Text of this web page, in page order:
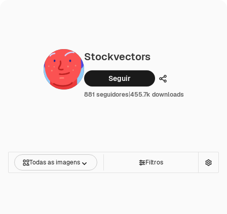
Stockvectors
Seguir Compartilhar
881 seguidores|455.7k downloads
Todas as imagens Filtros